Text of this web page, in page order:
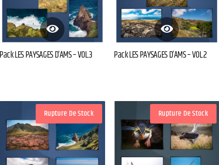
Pack LES PAYSAGES D’AMS – VOL.3 Pack LES PAYSAGES D’AMS – VOL.2
Rupture De Stock Rupture De Stock